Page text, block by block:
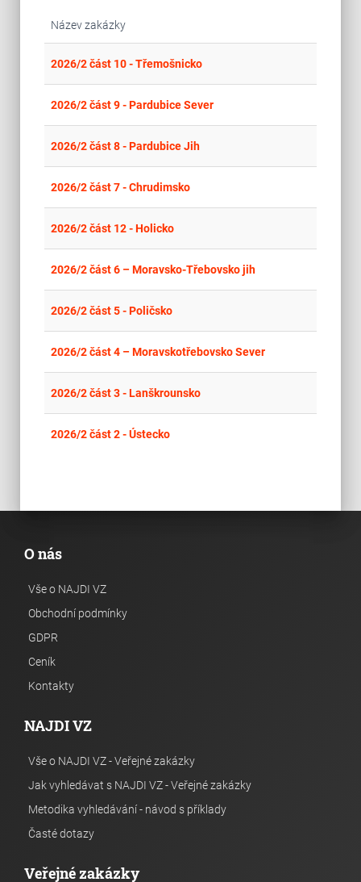
Název zakázky
2026/2 část 10 - Třemošnicko
2026/2 část 9 - Pardubice Sever
2026/2 část 8 - Pardubice Jih
2026/2 část 7 - Chrudimsko
2026/2 část 12 - Holicko
2026/2 část 6 – Moravsko-Třebovsko jih
2026/2 část 5 - Poličsko
2026/2 část 4 – Moravskotřebovsko Sever
2026/2 část 3 - Lanškrounsko
2026/2 část 2 - Ústecko
O nás
Vše o NAJDI VZ
Obchodní podmínky
GDPR
Ceník
Kontakty
NAJDI VZ
Vše o NAJDI VZ - Veřejné zakázky
Jak vyhledávat s NAJDI VZ - Veřejné zakázky
Metodika vyhledávání - návod s příklady
Časté dotazy
Veřejné zakázky